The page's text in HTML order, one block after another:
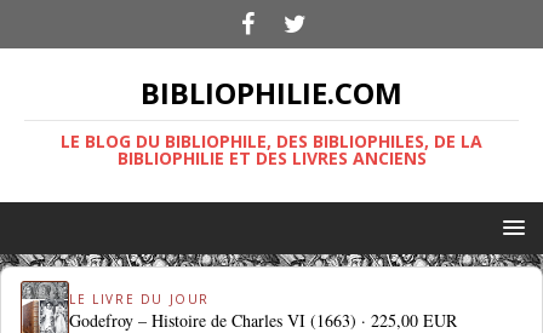
BIBLIOPHILIE.COM
LE BLOG DU BIBLIOPHILE, DES BIBLIOPHILES, DE LA
BIBLIOPHILIE ET DES LIVRES ANCIENS
LE LIVRE DU JOUR
Godefroy – Histoire de Charles VI (1663) ·225,00 EUR